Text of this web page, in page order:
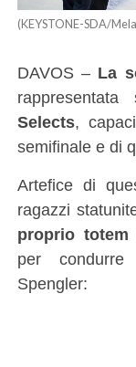
(KEYSTONE-SDA/
DAVOS – La
Selects,
semifinale e di
Artefice di
ragazzi
proprio totem
per
Spengler: